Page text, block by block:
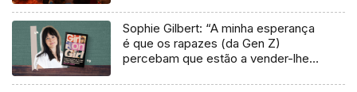
Sophie Gilbert: “A minha esperança
é que os rapazes (da Gen Z)
percebam que estão a vender-lhes